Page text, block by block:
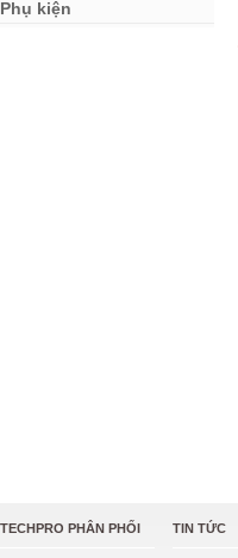
Phụ kiện
TECHPRO PHÂN PHỐI TIN TỨC